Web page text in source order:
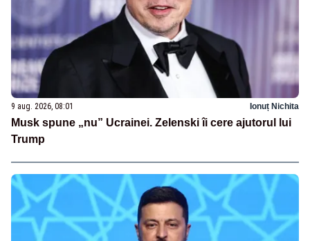
9 aug. 2026, 08:01 Ionuț Nichita
Musk spune „nu” Ucrainei. Zelenski îi cere ajutorul lui
Trump